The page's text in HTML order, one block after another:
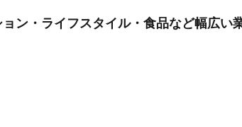
ン・ライフスタイル・食品など幅広い